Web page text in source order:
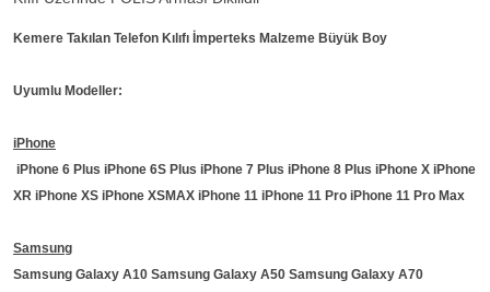
Kemere Takılan Telefon Kılıfı İmperteks Malzeme Büyük Boy
Uyumlu Modeller:
iPhone
iPhone 6 Plus iPhone 6S Plus iPhone 7 Plus iPhone 8 Plus iPhone X iPhone
XR iPhone XS iPhone XSMAX iPhone 11 iPhone 11 Pro iPhone 11 Pro Max
Samsung
Samsung Galaxy A10 Samsung Galaxy A50 Samsung Galaxy A70